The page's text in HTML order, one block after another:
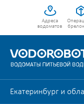
Адреса
водоматов
Екатеринбург и